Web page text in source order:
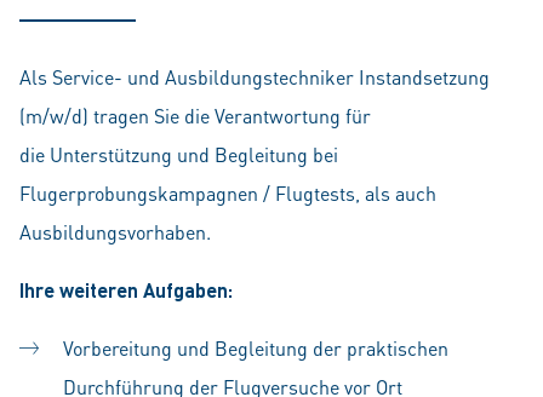
Als Service- und Ausbildungstechniker Instandsetzung
(m/w/d) tragen Sie die Verantwortung für
die Unterstützung und Begleitung bei
Flugerprobungskampagnen / Flugtests, als auch
Ausbildungsvorhaben.
Ihre weiteren Aufgaben:
Vorbereitung und Begleitung der praktischen
Durchführung der Flugversuche vor Ort